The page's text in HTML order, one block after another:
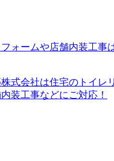
式会社は住宅のトイレ
装工事などにご対応！